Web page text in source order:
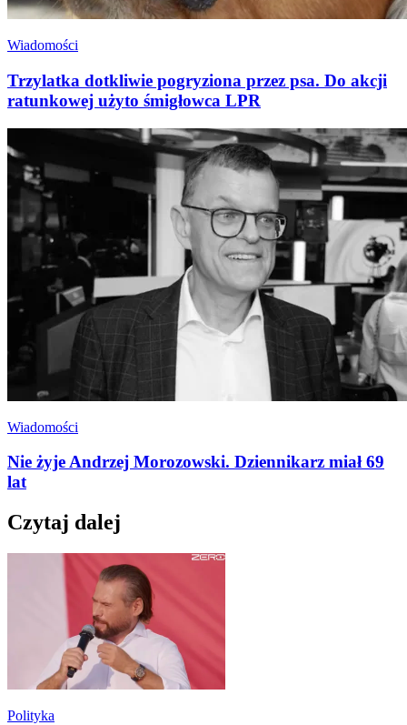
Wiadomości
Trzylatka dotkliwie pogryziona przez psa. Do akcji
ratunkowej użyto śmigłowca LPR
Wiadomości
Nie żyje Andrzej Morozowski. Dziennikarz miał 69
lat
Czytaj dalej
Polityka